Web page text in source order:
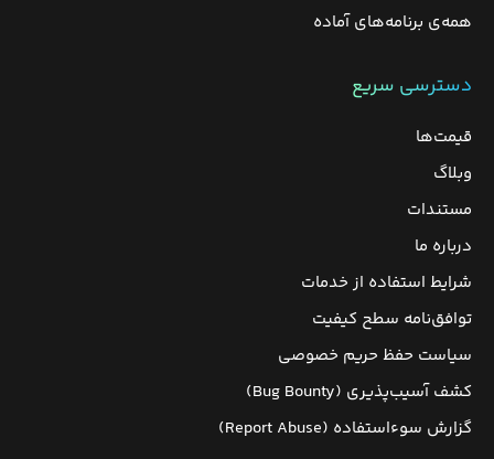
همه‌ی برنامه‌های آماده
دسترسی سریع
قیمت‌ها
وبلاگ
مستندات
درباره ما
شرایط استفاده از خدمات
توافق‌نامه سطح کیفیت
سیاست حفظ حریم خصوصی
کشف آسیب‌پذیری (Bug Bounty)
گزارش سوءاستفاده (Report Abuse)